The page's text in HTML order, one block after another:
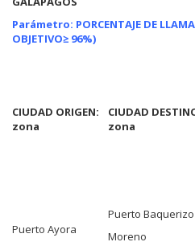
Parámetro: PORCENTAJE DE
OBJETIVO≥ 96%)
CIUDAD ORIGEN:
zona
CIUDAD
zona
Puerto Ayora
Puerto Baquerizo
Moreno